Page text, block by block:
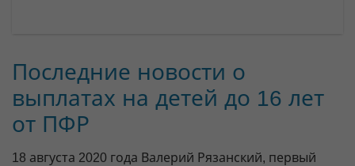
Последние новости о
выплатах на детей до 16 лет
от ПФР
18 августа 2020 года Валерий Рязанский, первый